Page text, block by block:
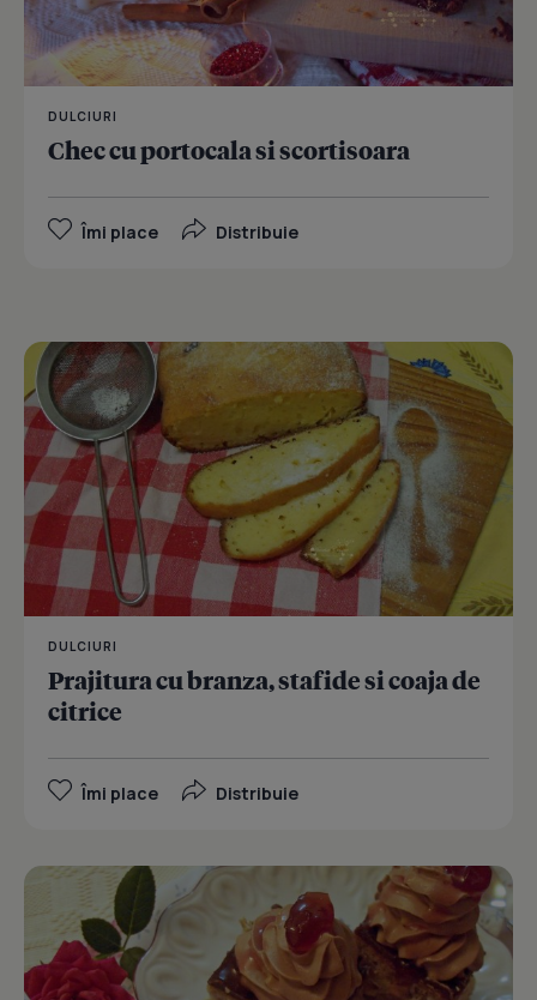
DULCIURI
Chec cu portocala si scortisoara
Îmi place Distribuie
DULCIURI
Prajitura cu branza, stafide si coaja de
citrice
Îmi place Distribuie